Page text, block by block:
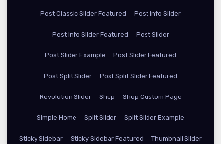
Post Classic Slider Featured Post Info Slider
Post Info Slider Featured Post Slider
Post Slider Example Post Slider Featured
Post Split Slider Post Split Slider Featured
Revolution Slider Shop Shop Custom Page
Simple Home Split Slider Split Slider Example
Sticky Sidebar Sticky Sidebar Featured Thumbnail Slider